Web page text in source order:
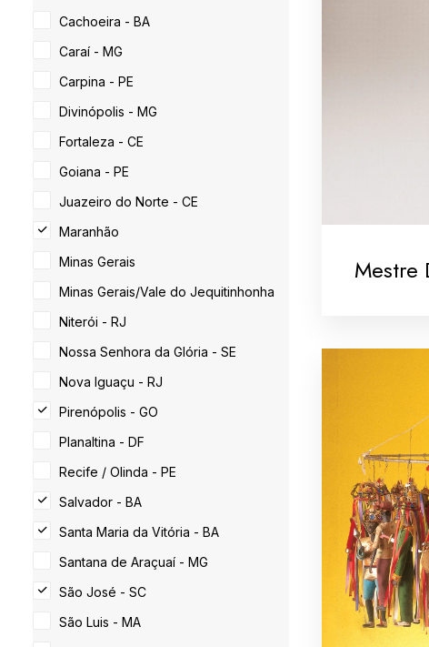
Cachoeira - BA
Caraí - MG
Carpina - PE
Divinópolis - MG
Fortaleza - CE
Goiana - PE
Juazeiro do Norte - CE
Maranhão
Minas Gerais
Minas Gerais/Vale do Jequitinhonha
Niterói - RJ
Nossa Senhora da Glória - SE
Nova Iguaçu - RJ
Pirenópolis - GO
Planaltina - DF
Recife / Olinda - PE
Salvador - BA
Santa Maria da Vitória - BA
Santana de Araçuaí - MG
São José - SC
São Luis - MA
Mestre